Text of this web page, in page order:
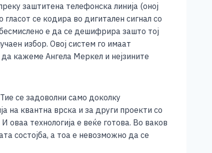
заштитена телефонска линија (оној
се кодира во дигитален сигнал со
е да се дешифрира зашто тој
избор. Овој систем го имаат
кажеме Ангела Меркел и нејзините
се задоволни само доколку
на квантна врска и за други проекти со
технологија е веќе готова. Во ваков
состојба, а тоа е невозможно да се